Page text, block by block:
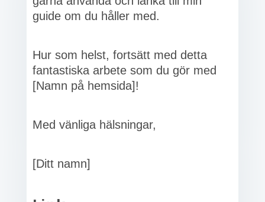
guide om du håller med.
Hur som helst, fortsätt med detta
fantastiska arbete som du gör med
[Namn på hemsida]!
Med vänliga hälsningar,
[Ditt namn]